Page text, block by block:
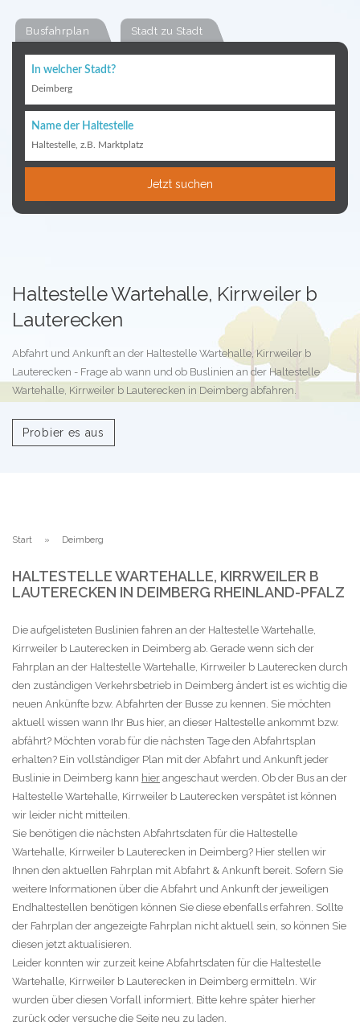
Busfahrplan Stadt zu Stadt
In welcher Stadt?
Deimberg
Name der Haltestelle
Haltestelle, z.B. Marktplatz
Jetzt suchen
Haltestelle Wartehalle, Kirrweiler b
Lauterecken
Abfahrt und Ankunft an der Haltestelle Wartehalle, Kirrweiler b
Lauterecken - Frage ab wann und ob Buslinien an der Haltestelle
Wartehalle, Kirrweiler b Lauterecken in Deimberg abfahren.
Probier es aus
Start Deimberg
HALTESTELLE WARTEHALLE, KIRRWEILER B
LAUTERECKEN IN DEIMBERG RHEINLAND-PFALZ
Die aufgelisteten Buslinien fahren an der Haltestelle Wartehalle,
Kirrweiler b Lauterecken in Deimberg ab. Gerade wenn sich der
Fahrplan an der Haltestelle Wartehalle, Kirrweiler b Lauterecken durch
den zuständigen Verkehrsbetrieb in Deimberg ändert ist es wichtig die
neuen Ankünfte bzw. Abfahrten der Busse zu kennen. Sie möchten
aktuell wissen wann Ihr Bus hier, an dieser Haltestelle ankommt bzw.
abfährt? Möchten vorab für die nächsten Tage den Abfahrtsplan
erhalten? Ein vollständiger Plan mit der Abfahrt und Ankunft jeder
Buslinie in Deimberg kann hier angeschaut werden. Ob der Bus an der
Haltestelle Wartehalle, Kirrweiler b Lauterecken verspätet ist können
wir leider nicht mitteilen.
Sie benötigen die nächsten Abfahrtsdaten für die Haltestelle
Wartehalle, Kirrweiler b Lauterecken in Deimberg? Hier stellen wir
Ihnen den aktuellen Fahrplan mit Abfahrt & Ankunft bereit. Sofern Sie
weitere Informationen über die Abfahrt und Ankunft der jeweiligen
Endhaltestellen benötigen können Sie diese ebenfalls erfahren. Sollte
der Fahrplan der angezeigte Fahrplan nicht aktuell sein, so können Sie
diesen jetzt aktualisieren.
Leider konnten wir zurzeit keine Abfahrtsdaten für die Haltestelle
Wartehalle, Kirrweiler b Lauterecken in Deimberg ermitteln. Wir
wurden über diesen Vorfall informiert. Bitte kehre später hierher
zurück oder versuche die Seite neu zu laden.